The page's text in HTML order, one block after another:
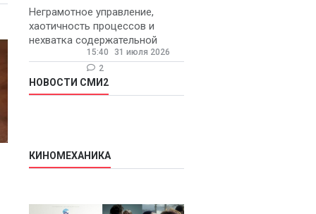
Неграмотное управление,
хаотичность процессов и
нехватка содержательной
обратной связи от
руководителя являются
основными причинами
конфликтов и раздражения в
15:40
31 июля 2026
2
НОВОСТИ СМИ2
КИНОМЕХАНИКА